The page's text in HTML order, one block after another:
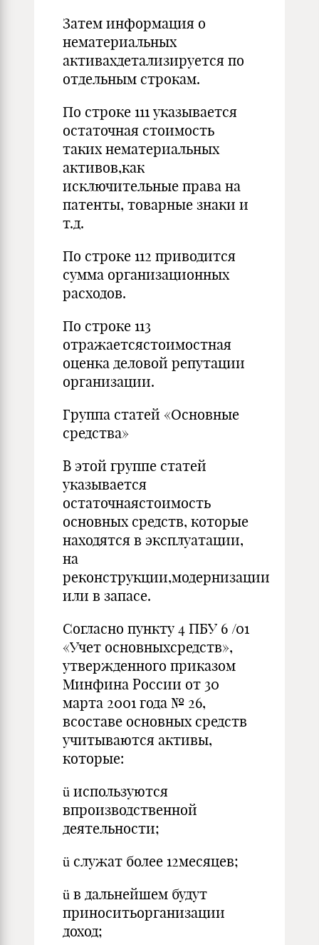
Затем информация о
нематериальных
активахдетализируется по
отдельным строкам.
По строке 111 указывается
остаточная стоимость
таких нематериальных
активов,как
исключительные права на
патенты, товарные знаки и
т.д.
По строке 112 приводится
сумма организационных
расходов.
По строке 113
отражаетсястоимостная
оценка деловой репутации
организации.
Группа статей «Основные
средства»
В этой группе статей
указывается
остаточнаястоимость
основных средств, которые
находятся в эксплуатации,
на
реконструкции,модернизации
или в запасе.
Согласно пункту 4 ПБУ 6 /01
«Учет основныхсредств»,
утвержденного приказом
Минфина России от 30
марта 2001 года № 26,
всоставе основных средств
учитываются активы,
которые:
ü используются
впроизводственной
деятельности;
ü служат более 12месяцев;
ü в дальнейшем будут
приноситьорганизации
доход;